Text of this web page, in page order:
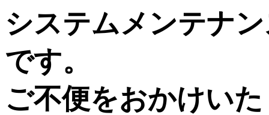
システムメンテナ
です。
ご不便をおかけい